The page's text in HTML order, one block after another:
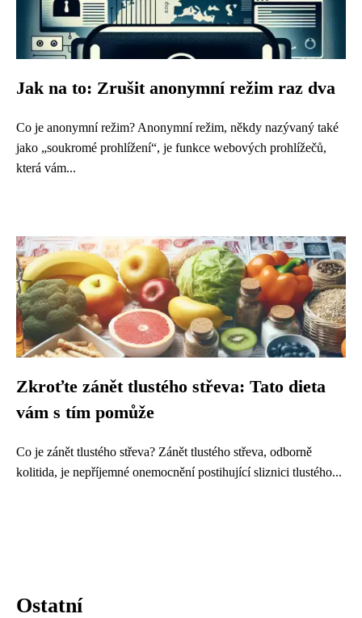
Jak na to: Zrušit anonymní režim raz dva
Co je anonymní režim? Anonymní režim, někdy nazývaný také
jako „soukromé prohlížení“, je funkce webových prohlížečů,
která vám...
Zkroťte zánět tlustého střeva: Tato dieta
vám s tím pomůže
Co je zánět tlustého střeva? Zánět tlustého střeva, odborně
kolitida, je nepříjemné onemocnění postihující sliznici tlustého...
Ostatní